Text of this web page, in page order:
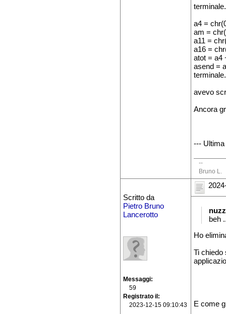
a4 =
am =
a11 =
a16 =
atot = a4
asend =
avevo
Ancora
--- Ultima
--
Bruno L.
Scritto da
Pietro Bruno
Lancerotto
Messaggi
59
Registrato il
2023-12-15 09:10:43
beh
Ho
Ti chiedo
E come